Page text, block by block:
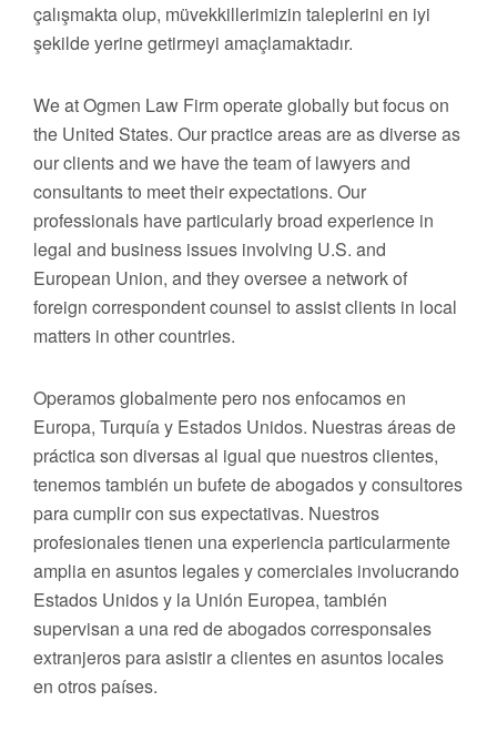
çalışmakta olup, müvekkillerimizin taleplerini en iyi
şekilde yerine getirmeyi amaçlamaktadır.
We at Ogmen Law Firm operate globally but focus on
the United States. Our practice areas are as diverse as
our clients and we have the team of lawyers and
consultants to meet their expectations. Our
professionals have particularly broad experience in
legal and business issues involving U.S. and
European Union, and they oversee a network of
foreign correspondent counsel to assist clients in local
matters in other countries.
Operamos globalmente pero nos enfocamos en
Europa, Turquía y Estados Unidos. Nuestras áreas de
práctica son diversas al igual que nuestros clientes,
tenemos también un bufete de abogados y consultores
para cumplir con sus expectativas. Nuestros
profesionales tienen una experiencia particularmente
amplia en asuntos legales y comerciales involucrando
Estados Unidos y la Unión Europea, también
supervisan a una red de abogados corresponsales
extranjeros para asistir a clientes en asuntos locales
en otros países.